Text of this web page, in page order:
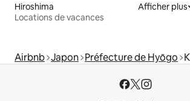
Hiroshima
Locations de vacances
Afficher plus
Airbnb Japon Préfecture de Hyōgo